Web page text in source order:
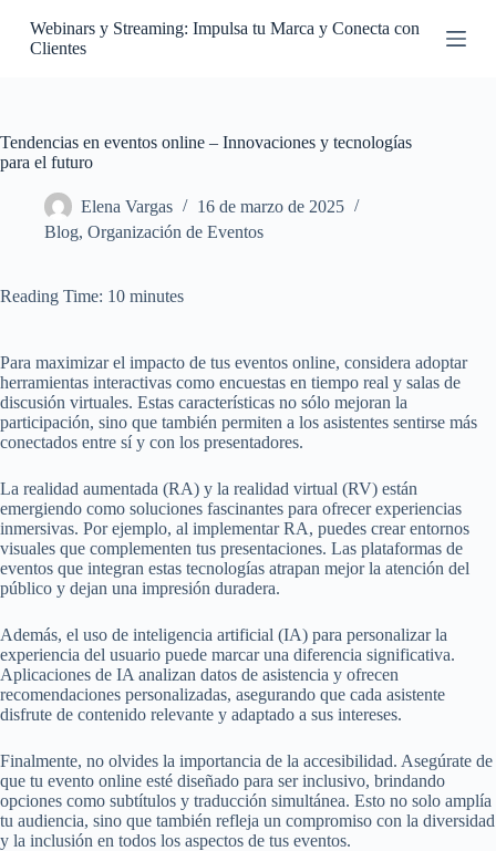
S
a
l
i
Webinars y Streaming: Impulsa tu Marca y Conecta con
Clientes
Tendencias en eventos online – Innovaciones y tecnologías
para el futuro
Elena Vargas
16 de marzo de 2025
Blog, Organización de Eventos
Reading Time: 10 minutes
Para maximizar el impacto de tus eventos online, considera adoptar
herramientas interactivas como encuestas en tiempo real y salas de
discusión virtuales. Estas características no sólo mejoran la
participación, sino que también permiten a los asistentes sentirse más
conectados entre sí y con los presentadores.
La realidad aumentada (RA) y la realidad virtual (RV) están
emergiendo como soluciones fascinantes para ofrecer experiencias
inmersivas. Por ejemplo, al implementar RA, puedes crear entornos
visuales que complementen tus presentaciones. Las plataformas de
eventos que integran estas tecnologías atrapan mejor la atención del
público y dejan una impresión duradera.
Además, el uso de inteligencia artificial (IA) para personalizar la
experiencia del usuario puede marcar una diferencia significativa.
Aplicaciones de IA analizan datos de asistencia y ofrecen
recomendaciones personalizadas, asegurando que cada asistente
disfrute de contenido relevante y adaptado a sus intereses.
Finalmente, no olvides la importancia de la accesibilidad. Asegúrate de
que tu evento online esté diseñado para ser inclusivo, brindando
opciones como subtítulos y traducción simultánea. Esto no solo amplía
tu audiencia, sino que también refleja un compromiso con la diversidad
y la inclusión en todos los aspectos de tus eventos.